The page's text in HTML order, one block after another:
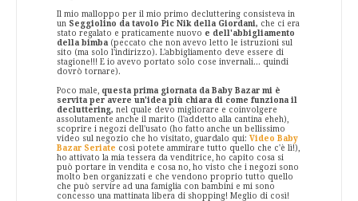
Il mio malloppo per il mio primo decluttering consisteva in
un Seggiolino da tavolo Pic Nik della Giordani, che ci era
stato regalato e praticamente nuovo e dell'abbigliamento
della bimba (peccato che non avevo letto le istruzioni sul
sito (ma solo l'indirizzo). L'abbigliamento deve essere di
stagione!!! E io avevo portato solo cose invernali... quindi
dovrò tornare).
Poco male, questa prima giornata da Baby Bazar mi è
servita per avere un'idea più chiara di come funziona il
decluttering, nel quale devo migliorare e coinvolgere
assolutamente anche il marito (l'addetto alla cantina eheh),
scoprire i negozi dell'usato (ho fatto anche un bellissimo
video sul negozio che ho visitato, guardalo qui: Video Baby
Bazar Seriate così potete ammirare tutto quello che c'è lì!),
ho attivato la mia tessera da venditrice, ho capito cosa si
può portare in vendita e cosa no, ho visto che i negozi sono
molto ben organizzati e che vendono proprio tutto quello
che può servire ad una famiglia con bambini e mi sono
concesso una mattinata libera di shopping! Meglio di così!